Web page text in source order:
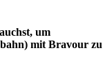
um
mit Bravour zu